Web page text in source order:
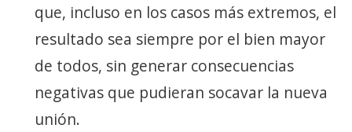
que, incluso en los casos más extremos, el
resultado sea siempre por el bien mayor
de todos, sin generar consecuencias
negativas que pudieran socavar la nueva
unión.